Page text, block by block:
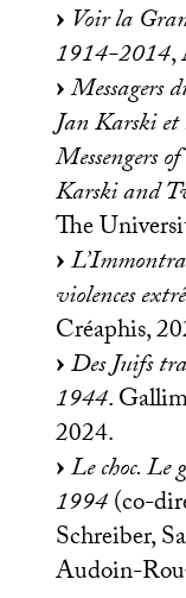
Voir la
1914-2014,
Messagers
Jan Karski et
Messengers
Karski and
The
violences
Créaphis,
Des Juifs
1944.
2024.
Le choc. Le
1994(co-
Schreiber,
Audoin-